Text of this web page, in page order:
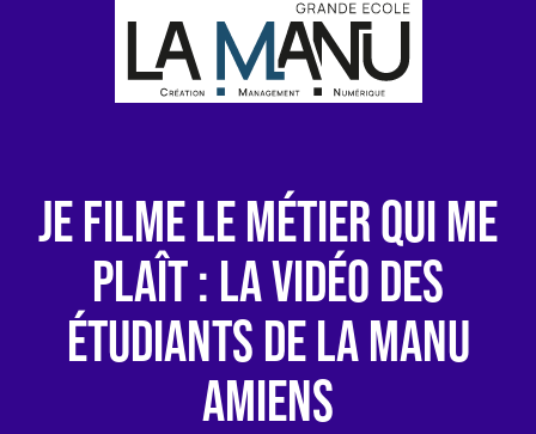
JE FILME LE MÉTIER QUI ME
PLAÎT : LA VIDÉO DES
ÉTUDIANTS DE LA MANU
AMIENS